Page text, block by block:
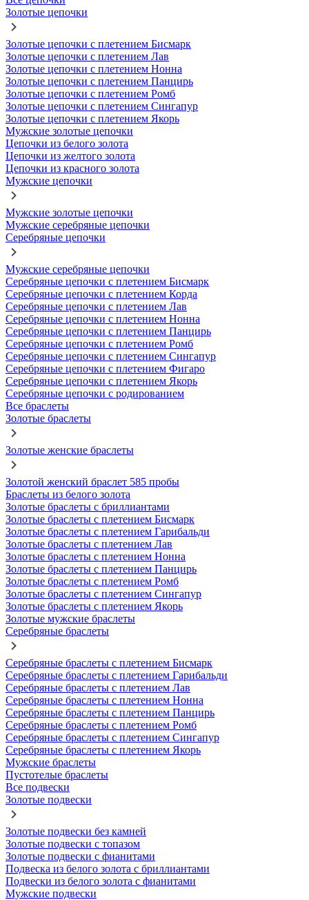
Золотые цепочки
Золотые цепочки с плетением Бисмарк
Золотые цепочки с плетением Лав
Золотые цепочки с плетением Нонна
Золотые цепочки с плетением Панцирь
Золотые цепочки с плетением Ромб
Золотые цепочки с плетением Сингапур
Золотые цепочки с плетением Якорь
Мужские золотые цепочки
Цепочки из белого золота
Цепочки из желтого золота
Цепочки из красного золота
Мужские цепочки
Мужские золотые цепочки
Мужские серебряные цепочки
Серебряные цепочки
Мужские серебряные цепочки
Серебряные цепочки с плетением Бисмарк
Серебряные цепочки с плетением Корда
Серебряные цепочки с плетением Лав
Серебряные цепочки с плетением Нонна
Серебряные цепочки с плетением Панцирь
Серебряные цепочки с плетением Ромб
Серебряные цепочки с плетением Сингапур
Серебряные цепочки с плетением Фигаро
Серебряные цепочки с плетением Якорь
Серебряные цепочки с родированием
Все браслеты
Золотые браслеты
Золотые женские браслеты
Золотой женский браслет 585 пробы
Браслеты из белого золота
Золотые браслеты с бриллиантами
Золотые браслеты с плетением Бисмарк
Золотые браслеты с плетением Гарибальди
Золотые браслеты с плетением Лав
Золотые браслеты с плетением Нонна
Золотые браслеты с плетением Панцирь
Золотые браслеты с плетением Ромб
Золотые браслеты с плетением Сингапур
Золотые браслеты с плетением Якорь
Золотые мужские браслеты
Серебряные браслеты
Серебряные браслеты с плетением Бисмарк
Серебряные браслеты с плетением Гарибальди
Серебряные браслеты с плетением Лав
Серебряные браслеты с плетением Нонна
Серебряные браслеты с плетением Панцирь
Серебряные браслеты с плетением Ромб
Серебряные браслеты с плетением Сингапур
Серебряные браслеты с плетением Якорь
Мужские браслеты
Пустотелые браслеты
Все подвески
Золотые подвески
Золотые подвески без камней
Золотые подвески с топазом
Золотые подвески с фианитами
Подвеска из белого золота с бриллиантами
Подвески из белого золота с фианитами
Мужские подвески